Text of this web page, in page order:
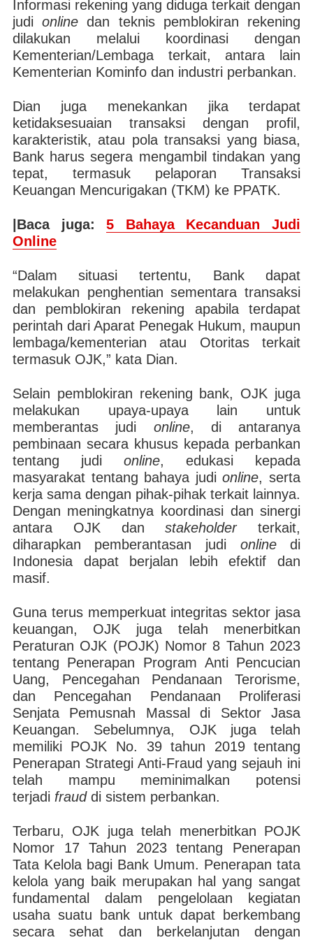
Informasi rekening yang diduga terkait dengan
judionline dan teknis pemblokiran rekening
dilakukan melalui koordinasi dengan
Kementerian/Lembaga terkait, antara lain
Kementerian Kominfo dan industri perbankan.
Dian juga menekankan jika terdapat
ketidaksesuaian transaksi dengan profil,
karakteristik, atau pola transaksi yang biasa,
Bank harus segera mengambil tindakan yang
tepat, termasuk pelaporan Transaksi
Keuangan Mencurigakan (TKM) ke PPATK.
|Baca juga:5 Bahaya Kecanduan Judi
Online
“Dalam situasi tertentu, Bank dapat
melakukan penghentian sementara transaksi
dan pemblokiran rekening apabila terdapat
perintah dari Aparat Penegak Hukum, maupun
lembaga/kementerian atau Otoritas terkait
termasuk OJK,” kata Dian.
Selain pemblokiran rekening bank, OJK juga
melakukan upaya-upaya lain untuk
memberantas judi online, di antaranya
pembinaan secara khusus kepada perbankan
tentang judi online, edukasi kepada
masyarakat tentang bahaya judionline, serta
kerja sama dengan pihak-pihak terkait lainnya.
Dengan meningkatnya koordinasi dan sinergi
antara OJK danstakeholderterkait,
diharapkan pemberantasan judi onlinedi
Indonesia dapat berjalan lebih efektif dan
masif.
Guna terus memperkuat integritas sektor jasa
keuangan, OJK juga telah menerbitkan
Peraturan OJK (POJK) Nomor 8 Tahun 2023
tentang Penerapan Program Anti Pencucian
Uang, Pencegahan Pendanaan Terorisme,
dan Pencegahan Pendanaan Proliferasi
Senjata Pemusnah Massal di Sektor Jasa
Keuangan. Sebelumnya, OJK juga telah
memiliki POJK No. 39 tahun 2019 tentang
Penerapan Strategi Anti-Fraud yang sejauh ini
telah mampu meminimalkan potensi
terjadi frauddi sistem perbankan.
Terbaru, OJK juga telah menerbitkan POJK
Nomor 17 Tahun 2023 tentang Penerapan
Tata Kelola bagi Bank Umum. Penerapan tata
kelola yang baik merupakan hal yang sangat
fundamental dalam pengelolaan kegiatan
usaha suatu bank untuk dapat berkembang
secara sehat dan berkelanjutan dengan